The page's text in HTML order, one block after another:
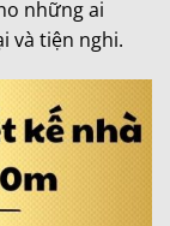
những ai
và tiện nghi.